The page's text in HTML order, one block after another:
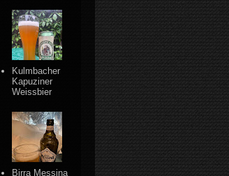
Kulmbacher
Kapuziner
Weissbier
Birra Messina